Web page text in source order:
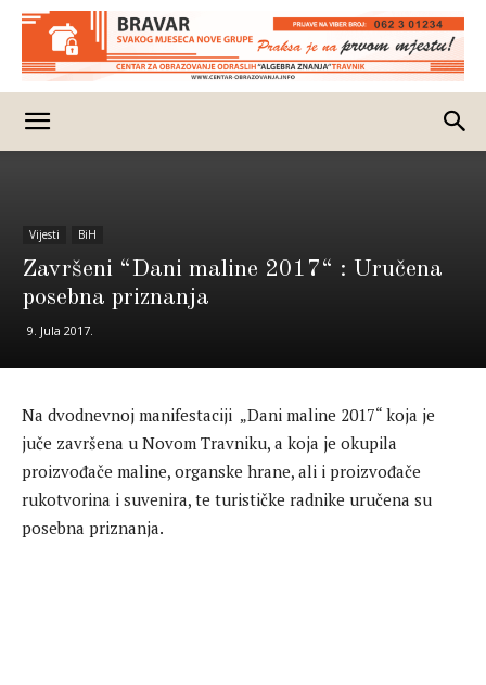
Vijesti BiH
Završeni “Dani maline 2017“ : Uručena
posebna priznanja
9. Jula 2017.
Na dvodnevnoj manifestaciji „Dani maline 2017“ koja je
juče završena u Novom Travniku, a koja je okupila
proizvođače maline, organske hrane, ali i proizvođače
rukotvorina i suvenira, te turističke radnike uručena su
posebna priznanja.